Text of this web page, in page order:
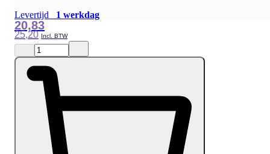
Levertijd 1 werkdag
25,20
20,83